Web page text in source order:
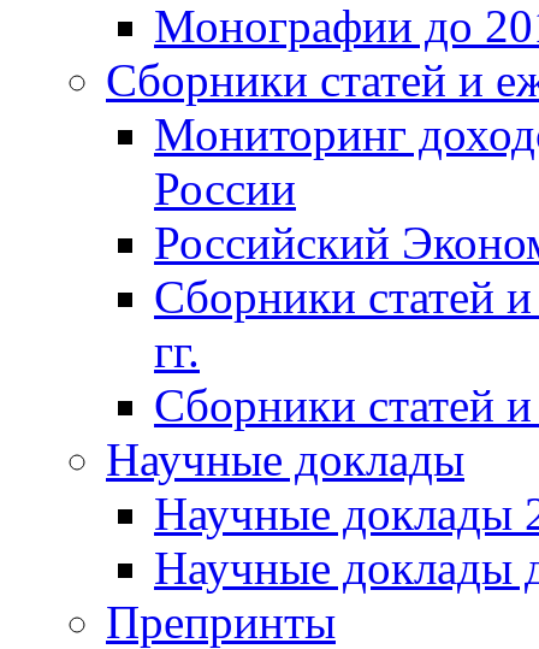
Монографии до
Сборники статей и
Мониторинг
России
Российский
Сборники статей
гг.
Сборники статей
Научные доклады
Научные доклады
Научные доклады
Препринты